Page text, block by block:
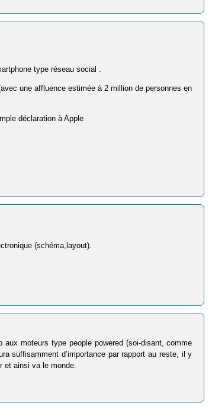
type réseau social .
une affluence estimée à 2 million de personnes en
déclaration à Apple
(schéma,layout).
aux moteurs type people powered (soi-disant, comme
suffisamment d’importance par rapport au reste, il y
et ainsi va le monde.